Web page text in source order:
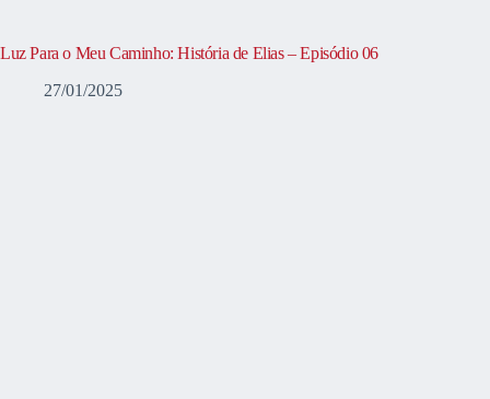
Luz Para o Meu Caminho: História de Elias – Episódio 06
27/01/2025